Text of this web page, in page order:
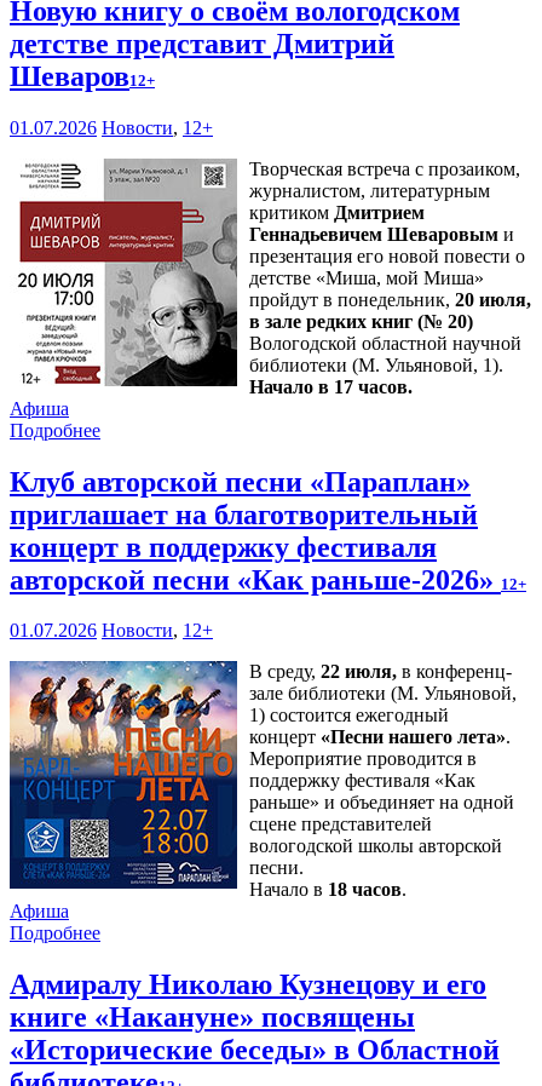
Новую книгу о своём вологодском
детстве представит Дмитрий
Шеваров12+
01.07.2026 Новости, 12+
Творческая встреча с прозаиком,
журналистом, литературным
критиком Дмитрием
Геннадьевичем Шеваровым и
презентация его новой повести о
детстве «Миша, мой Миша»
пройдут в понедельник, 20 июля,
в зале редких книг (№ 20)
Вологодской областной научной
библиотеки (М. Ульяновой, 1).
Начало в 17 часов.
Афиша
Подробнее
Клуб авторской песни «Параплан»
приглашает на благотворительный
концерт в поддержку фестиваля
авторской песни «Как раньше-2026» 12+
01.07.2026 Новости, 12+
В среду, 22 июля, в конференц-
зале библиотеки (М. Ульяновой,
1) состоится ежегодный
концерт «Песни нашего лета».
Мероприятие проводится в
поддержку фестиваля «Как
раньше» и объединяет на одной
сцене представителей
вологодской школы авторской
песни.
Начало в 18 часов.
Афиша
Подробнее
Адмиралу Николаю Кузнецову и его
книге «Накануне» посвящены
«Исторические беседы» в Областной